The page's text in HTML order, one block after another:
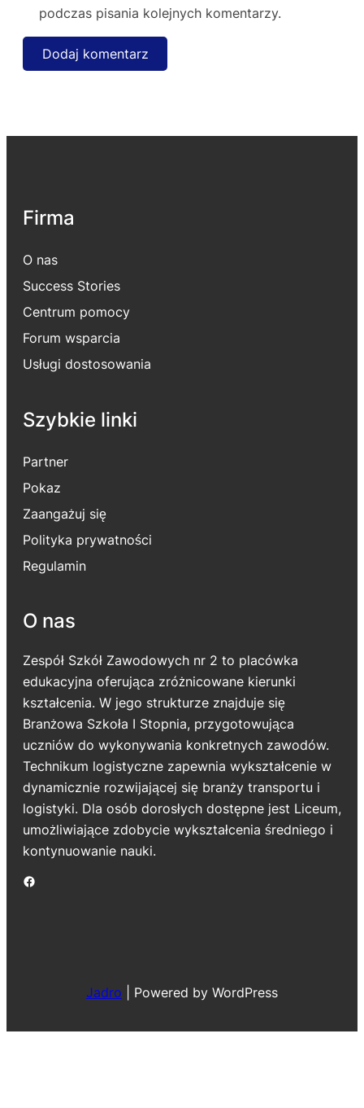
podczas pisania kolejnych komentarzy.
Firma
O nas
Success Stories
Centrum pomocy
Forum wsparcia
Usługi dostosowania
Szybkie linki
Partner
Pokaz
Zaangażuj się
Polityka prywatności
Regulamin
O nas
Zespół Szkół Zawodowych nr 2 to placówka
edukacyjna oferująca zróżnicowane kierunki
kształcenia. W jego strukturze znajduje się
Branżowa Szkoła I Stopnia, przygotowująca
uczniów do wykonywania konkretnych zawodów.
Technikum logistyczne zapewnia wykształcenie w
dynamicznie rozwijającej się branży transportu i
logistyki. Dla osób dorosłych dostępne jest Liceum,
umożliwiające zdobycie wykształcenia średniego i
kontynuowanie nauki.
Jadro Powered by WordPress